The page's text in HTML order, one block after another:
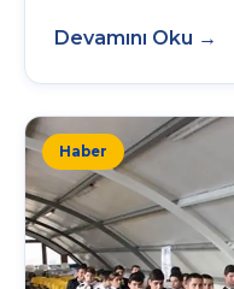
Devamını Oku →
Haber